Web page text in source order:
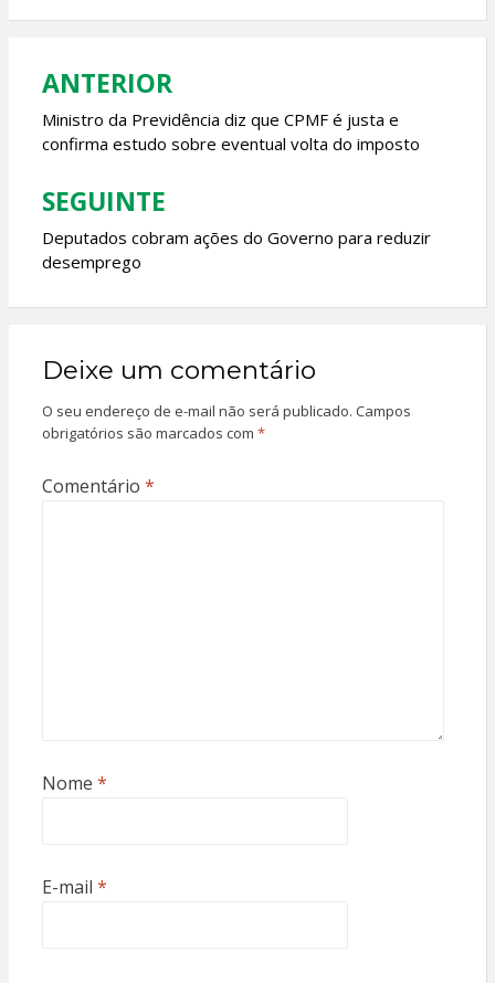
o
k
A
p
Navegação
de
Post
ANTERIOR
Ministro da Previdência diz que CPMF é justa e
confirma estudo sobre eventual volta do imposto
SEGUINTE
Deputados cobram ações do Governo para reduzir
desemprego
Deixe um comentário
O seu endereço de e-mail não será publicado. Campos
obrigatórios são marcados com *
Comentário *
Nome *
E-mail *